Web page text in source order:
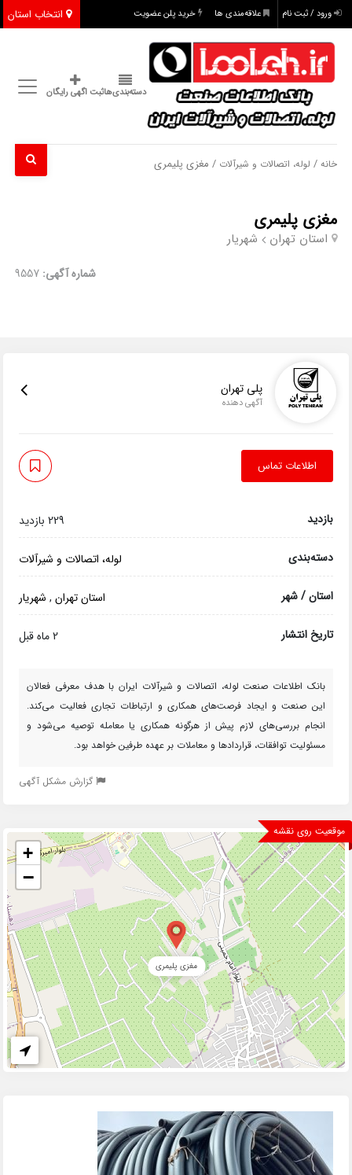
انتخاب استان ورود / ثبت نام علاقه‌مندی ها خرید پلن عضویت
دسته‌بندی‌هاثبت اگهی رایگان
خانه / لوله، اتصالات و شیرآلات / مغزی پلیمری
مغزی پلیمری
استان تهران شهریار
شماره آگهی: 9557
پلی تهران
آگهی دهنده
اطلاعات تماس
بازدید 229 بازدید
دسته‌بندی لوله، اتصالات و شیرآلات
استان / شهر استان تهران, شهریار
تاریخ انتشار 2 ماه قبل
بانک اطلاعات صنعت لوله، اتصالات و شیرآلات ایران با هدف معرفی فعالان
این صنعت و ایجاد فرصت‌های همکاری و ارتباطات تجاری فعالیت می‌کند.
انجام بررسی‌های لازم پیش از هرگونه همکاری یا معامله توصیه می‌شود و
مسئولیت توافقات، قراردادها و معاملات بر عهده طرفین خواهد بود.
گزارش مشکل آگهی
موقعیت روی نقشه
مغزی پلیمری
+
−